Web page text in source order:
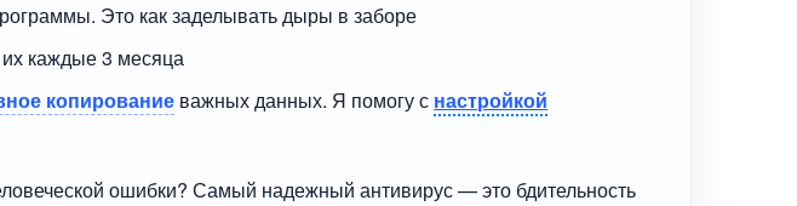
Это как заделывать дыры в заборе
каждые 3 месяца
копирование важных данных. Я помогу с настройкой
ошибки? Самый надежный антивирус — это бдительность